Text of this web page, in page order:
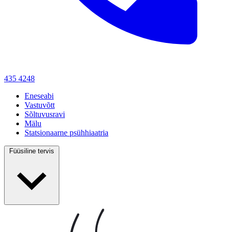
435 4248
Eneseabi
Vastuvõtt
Sõltuvusravi
Mälu
Statsionaarne psühhiaatria
Füüsiline tervis